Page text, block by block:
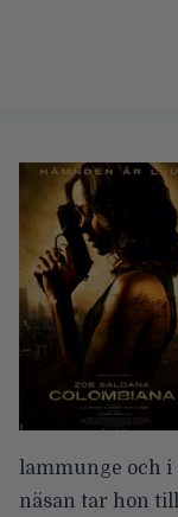
lammunge och
näsan tar hon